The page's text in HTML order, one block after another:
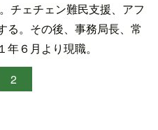
チェチェン難民支援、アフ
る。その後、事務局長、常
６月より現職。
2